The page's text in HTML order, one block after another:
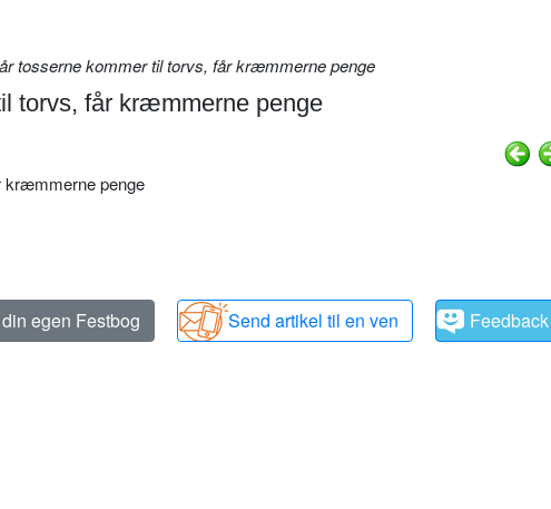
tosserne kommer til torvs, får kræmmerne penge
torvs, får kræmmerne penge
kræmmerne penge
egen Festbog Send artikel til en ven Feedback